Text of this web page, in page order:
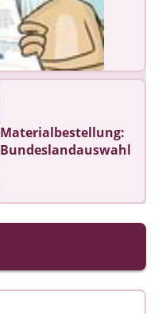
Materialbestellung:
Bundeslandauswahl